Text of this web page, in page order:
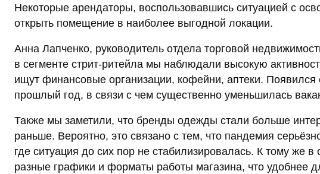
Некоторые арендаторы, воспользовавшись ситуацией с
открыть помещение в наиболее выгодной локации.
Анна Лапченко, руководитель отдела торговой
в сегменте стрит-ритейла мы наблюдали высокую
ищут финансовые организации, кофейни, аптеки.
прошлый год, в связи с чем существенно уменьшилась
Также мы заметили, что бренды одежды стали больше
раньше. Вероятно, это связано с тем, что пандемия
где ситуация до сих пор не стабилизировалась. К тому же
разные графики и форматы работы магазина, что удобнее